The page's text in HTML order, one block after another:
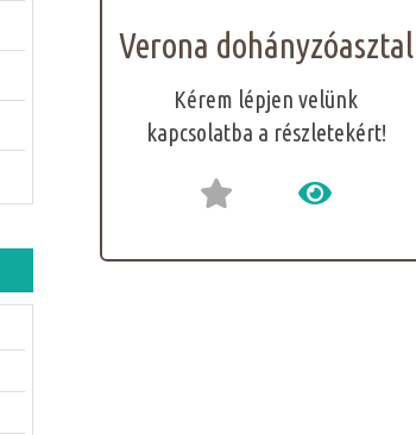
Verona dohányzóasztal
Kérem lépjen velünk
kapcsolatba a részletekért!